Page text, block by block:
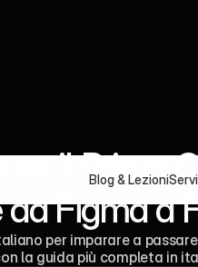
il Primo
da Figma a
per imparare a
la guida più completa in
Blog & Lezioni